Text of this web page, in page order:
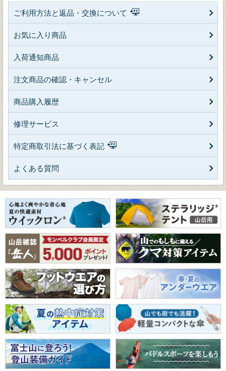
ご利用方法と返品・交換について
お気に入り商品
入荷通知商品
注文商品の確認・キャンセル
商品購入履歴
修理サービス
特定商取引法に基づく表記
よくある質問